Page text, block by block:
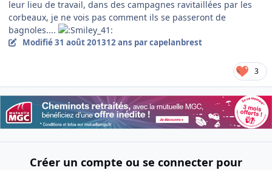
leur lieu de travail, dans des campagnes ravitaillées par les
corbeaux, je ne vois pas comment ils se passeront de
bagnoles....
Modifié31 août 201312 ans par capelanbrest
3
Créer un compte ou se connecter pour